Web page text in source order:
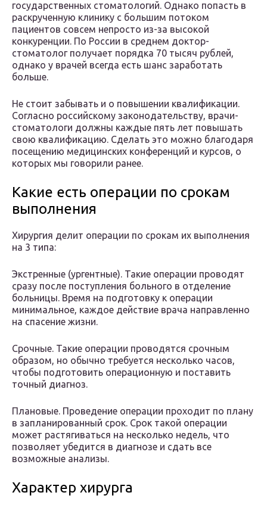
государственных стоматологий. Однако попасть в
раскрученную клинику с большим потоком
пациентов совсем непросто из-за высокой
конкуренции. По России в среднем доктор-
стоматолог получает порядка 70 тысяч рублей,
однако у врачей всегда есть шанс заработать
больше.
Не стоит забывать и о повышении квалификации.
Согласно российскому законодательству, врачи-
стоматологи должны каждые пять лет повышать
свою квалификацию. Сделать это можно благодаря
посещению медицинских конференций и курсов, о
которых мы говорили ранее.
Какие есть операции по срокам
выполнения
Хирургия делит операции по срокам их выполнения
на 3 типа:
Экстренные (ургентные). Такие операции проводят
сразу после поступления больного в отделение
больницы. Время на подготовку к операции
минимальное, каждое действие врача направленно
на спасение жизни.
Срочные. Такие операции проводятся срочным
образом, но обычно требуется несколько часов,
чтобы подготовить операционную и поставить
точный диагноз.
Плановые. Проведение операции проходит по плану
в запланированный срок. Срок такой операции
может растягиваться на несколько недель, что
позволяет убедится в диагнозе и сдать все
возможные анализы.
Характер хирурга